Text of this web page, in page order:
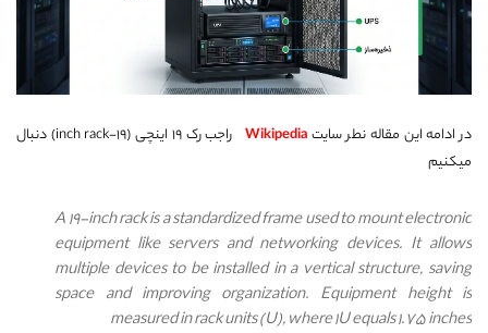
در ادامه این مقاله نطر سایتWikipedia
راجب رک ۱۹ اینچی (19-inch rack) دنبال
میکنیم
A 19-inch rack is a standardized frame used to mount electronic
equipment like servers and networking devices. It allows
multiple devices to be installed in a vertical structure, saving
space and improving organization. Equipment height is
measured in rack units (U), where 1U equals 1.75 inches